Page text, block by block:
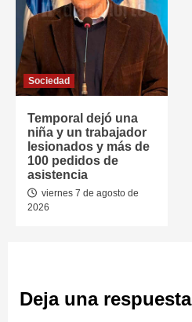
Sociedad
Temporal dejó una
niña y un trabajador
lesionados y más de
100 pedidos de
asistencia
viernes 7 de agosto de
2026
Deja una respuesta